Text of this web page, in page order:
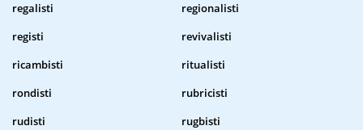
regalisti
regionalisti
registi
revivalisti
ricambisti
ritualisti
rondisti
rubricisti
rudisti
rugbisti